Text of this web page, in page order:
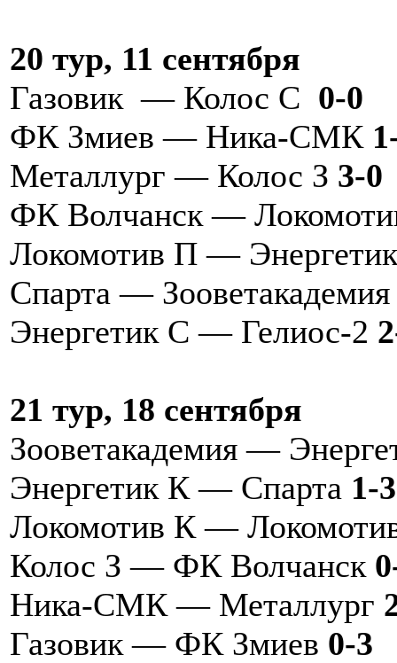
20 тур, 11 сентября
Газовик — Колос С 0-0
ФК Змиев — Ника-СМК
Металлург — Колос З 3-0
ФК Волчанск —
Локомотив П —
Спарта — Зооветакадемия
Энергетик С — Гелиос-2
21 тур, 18 сентября
Зооветакадемия —
Энергетик К — Спарта 1-3
Локомотив К —
Колос З — ФК Волчанск
Ника-СМК — Металлург
Газовик — ФК Змиев 0-3